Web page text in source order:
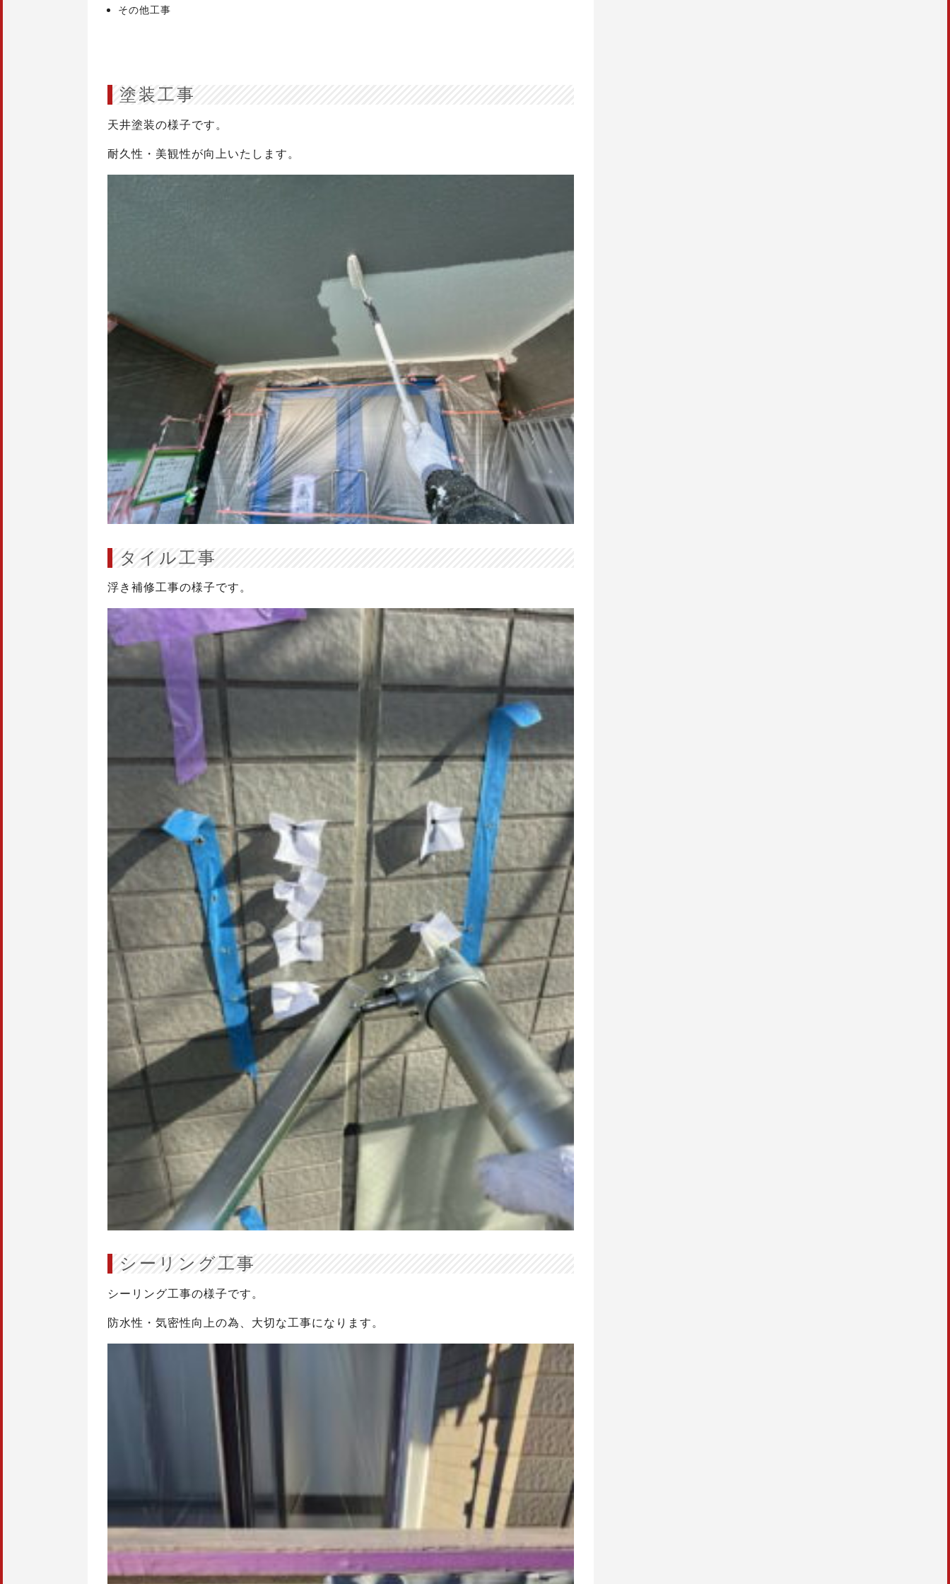
その他工事
塗装工事
天井塗装の様子です。
耐久性・美観性が向上いたします。
タイル工事
浮き補修工事の様子です。
シーリング工事
シーリング工事の様子です。
防水性・気密性向上の為、大切な工事になります。